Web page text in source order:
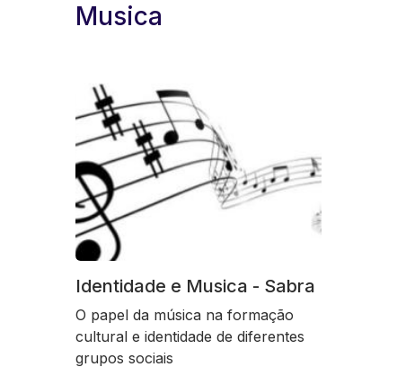
Musica
Identidade e Musica - Sabra
O papel da música na formação
cultural e identidade de diferentes
grupos sociais